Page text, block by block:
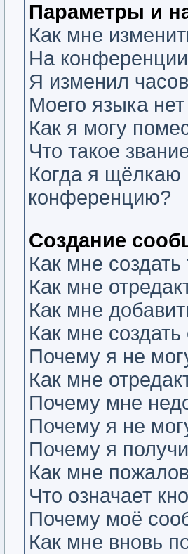
Параметры и
Как мне
На
Я изменил
Моего языка
Как я могу
Что такое
Когда я щёлкаю
конференцию?
Создание
Как мне
Как мне
Как мне
Как мне создать
Почему я не
Как мне
Почему мне
Почему я не
Почему я
Как мне
Что означает
Почему моё
Как мне вновь